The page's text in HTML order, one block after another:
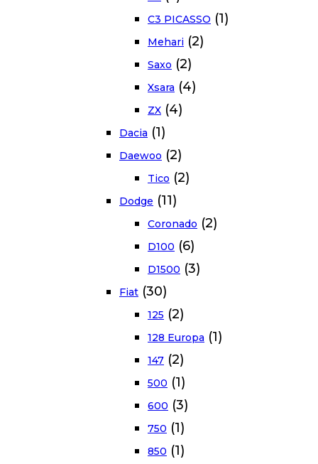
C3 PICASSO (1)
Mehari (2)
Saxo (2)
Xsara (4)
ZX (4)
Dacia (1)
Daewoo (2)
Tico (2)
Dodge (11)
Coronado (2)
D100 (6)
D1500 (3)
Fiat (30)
125 (2)
128 Europa (1)
147 (2)
500 (1)
600 (3)
750 (1)
850 (1)